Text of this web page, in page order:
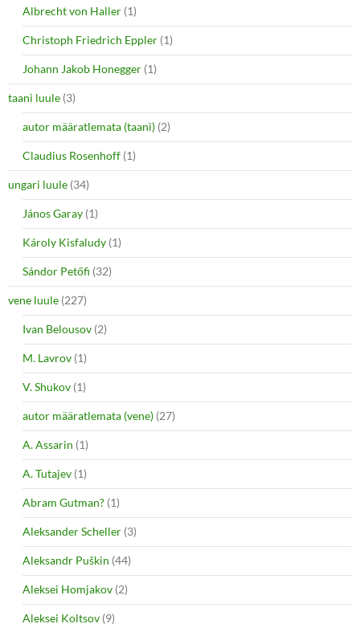
Albrecht von Haller (1)
Christoph Friedrich Eppler (1)
Johann Jakob Honegger (1)
taani luule (3)
autor määratlemata (taani) (2)
Claudius Rosenhoff (1)
ungari luule (34)
János Garay (1)
Károly Kisfaludy (1)
Sándor Petőfi (32)
vene luule (227)
Ivan Belousov (2)
M. Lavrov (1)
V. Shukov (1)
autor määratlemata (vene) (27)
A. Assarin (1)
A. Tutajev (1)
Abram Gutman? (1)
Aleksander Scheller (3)
Aleksandr Puškin (44)
Aleksei Homjakov (2)
Aleksei Koltsov (9)